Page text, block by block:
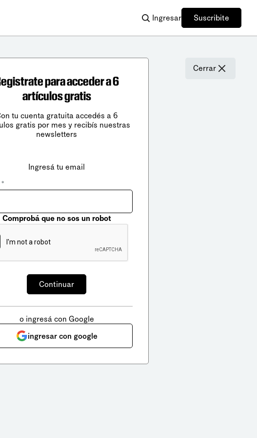
Ingresar Suscribite
Cerrar
para acceder a 6
artículos gratis
tu cuenta gratuita accedés a 6
gratis por mes y recibís nuestras
newsletters
Ingresá tu email
*
Comprobá que no sos un robot
o ingresá con Google
ingresar con google